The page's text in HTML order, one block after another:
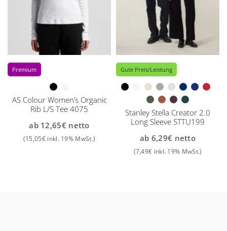
Premium
AS Colour Women’s Organic
Rib L/S Tee 4075
ab 12,65€netto
(15,05€ inkl. 19% MwSt.)
Gute Preis/Leistung
Stanley Stella Creator 2.0
Long Sleeve STTU199
ab 6,29€ netto
(7,49€ inkl. 19% MwSt.)